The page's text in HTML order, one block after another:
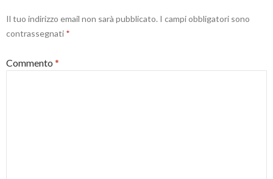
Il tuo indirizzo email non sarà pubblicato. I campi obbligatori sono
contrassegnati *
Commento *